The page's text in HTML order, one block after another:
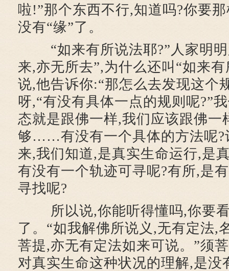
啦!”那个东西不行,知道吗?你要
没有“缘”了。
“如来有所说法耶?”人家明明
来,亦无所去”,为什么还叫“如来
说,他告诉你:“那怎么去发现这个
呀,“有没有具体一点的规则呢?”
态就是跟佛一样,我们应该跟佛一
够……有没有一个具体的方法呢?
来,我们知道,是真实生命运行,是
有没有一个轨迹可寻呢?有所,是
寻找呢?
所以说,你能听得懂吗,你要看
了。“如我解佛所说义,无有定法,
菩提,亦无有定法如来可说。”须
对真实生命这种状况的理解,是没